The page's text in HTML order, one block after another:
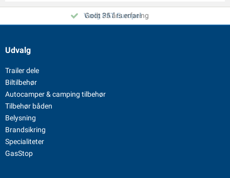
Vælg PAT Europe!
Godt 35 års erfaring
Udvalg
Trailer dele
Biltilbehør
Autocamper & camping tilbehør
Tilbehør båden
Belysning
Brandsikring
Specialiteter
GasStop